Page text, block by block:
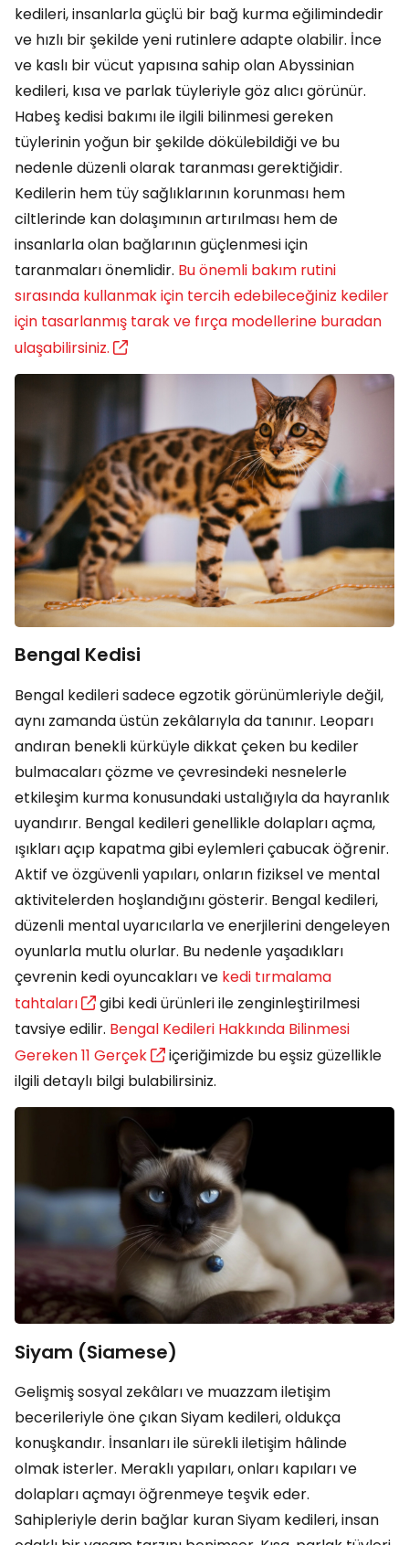
kedileri, insanlarla güçlü bir bağ kurma eğilimindedir
ve hızlı bir şekilde yeni rutinlere adapte olabilir. İnce
ve kaslı bir vücut yapısına sahip olan Abyssinian
kedileri, kısa ve parlak tüyleriyle göz alıcı görünür.
Habeş kedisi bakımı ile ilgili bilinmesi gereken
tüylerinin yoğun bir şekilde dökülebildiği ve bu
nedenle düzenli olarak taranması gerektiğidir.
Kedilerin hem tüy sağlıklarının korunması hem
ciltlerinde kan dolaşımının artırılması hem de
insanlarla olan bağlarının güçlenmesi için
taranmaları önemlidir. Bu önemli bakım rutini
sırasında kullanmak için tercih edebileceğiniz kediler
için tasarlanmış tarak ve fırça modellerine buradan
ulaşabilirsiniz.
Bengal Kedisi
Bengal kedileri sadece egzotik görünümleriyle değil,
aynı zamanda üstün zekâlarıyla da tanınır. Leoparı
andıran benekli kürküyle dikkat çeken bu kediler
bulmacaları çözme ve çevresindeki nesnelerle
etkileşim kurma konusundaki ustalığıyla da hayranlık
uyandırır. Bengal kedileri genellikle dolapları açma,
ışıkları açıp kapatma gibi eylemleri çabucak öğrenir.
Aktif ve özgüvenli yapıları, onların fiziksel ve mental
aktivitelerden hoşlandığını gösterir. Bengal kedileri,
düzenli mental uyarıcılarla ve enerjilerini dengeleyen
oyunlarla mutlu olurlar. Bu nedenle yaşadıkları
çevrenin kedi oyuncakları ve kedi tırmalama
tahtaları
gibi kedi ürünleri ile zenginleştirilmesi
tavsiye edilir. Bengal Kedileri Hakkında Bilinmesi
Gereken 11 Gerçek
içeriğimizde bu eşsiz güzellikle
ilgili detaylı bilgi bulabilirsiniz.
Siyam (Siamese)
Gelişmiş sosyal zekâları ve muazzam iletişim
becerileriyle öne çıkan Siyam kedileri, oldukça
konuşkandır. İnsanları ile sürekli iletişim hâlinde
olmak isterler. Meraklı yapıları, onları kapıları ve
dolapları açmayı öğrenmeye teşvik eder.
Sahipleriyle derin bağlar kuran Siyam kedileri, insan